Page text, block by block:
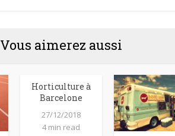
Vous aimerez aussi
Horticulture à
Barcelone
27/12/2018
4 min read